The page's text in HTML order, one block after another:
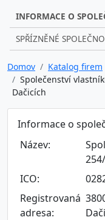
INFORMACE O
SPŘÍZNĚNÉ
Domov Katalog firem
Společenství
Dačicích
Informace o
Název:
ICO:
Registrovaná
adresa: